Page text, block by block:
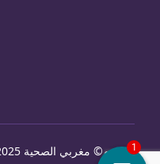
© مغربي الصحية 2025. جميع الحقوق محفوظة